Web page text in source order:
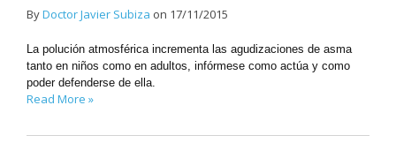
ByDoctor Javier Subiza on 17/11/2015
La polución atmosférica incrementa las agudizaciones de asma
tanto en niños como en adultos, infórmese como actúa y como
poder defenderse de ella.
Read More »